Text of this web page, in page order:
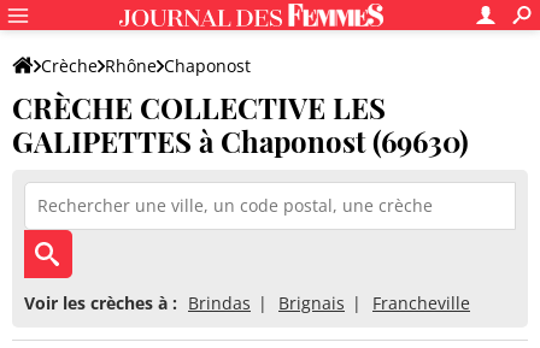
Crèche Rhône Chaponost
CRÈCHE COLLECTIVE LES GALIPETTES
CRÈCHE COLLECTIVE LES
GALIPETTES à Chaponost (69630)
Voir les crèches à : Brindas Brignais Francheville